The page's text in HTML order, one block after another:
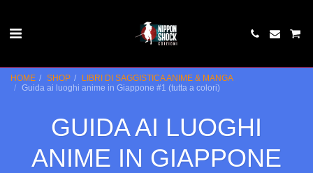
HOME SHOP
LIBRI DI SAGGISTICA ANIME & MANGA
Guida ai luoghi anime in Giappone #1 (tutta a colori)
GUIDA AI LUOGHI
ANIME IN GIAPPONE